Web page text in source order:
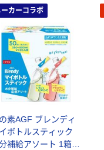
ーカーコラボ
素AGF ブレンディ
ボトルスティック
補給アソート 1箱